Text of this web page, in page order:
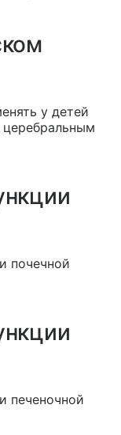
у детей
почечной
печеночной